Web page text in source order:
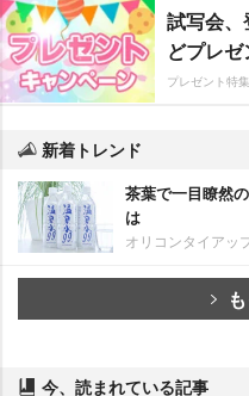
試写会
どプレゼ
プレゼント特集
新着トレンド
茶葉で一目瞭然
は
オリコンタイアッ
今、読まれている記事